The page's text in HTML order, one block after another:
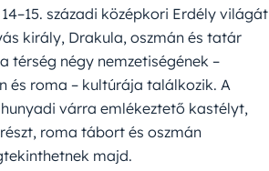
századi középkori Erdély világát
király, Drakula, oszmán és tatár
térség négy nemzetiségének –
és roma – kultúrája találkozik. A
várra emlékeztető kastélyt,
roma tábort és oszmán
majd.